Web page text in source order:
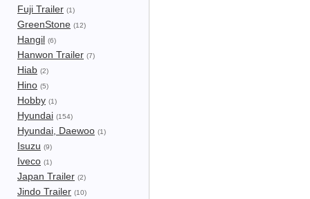
Fuji Trailer (1)
GreenStone (12)
Hangil (6)
Hanwon Trailer (7)
Hiab (2)
Hino (5)
Hobby (1)
Hyundai (154)
Hyundai, Daewoo (1)
Isuzu (9)
Iveco (1)
Japan Trailer (2)
Jindo Trailer (10)